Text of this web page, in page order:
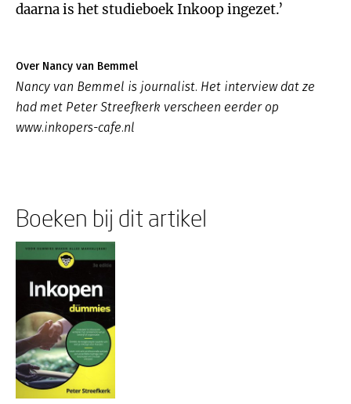
daarna is het studieboek Inkoop ingezet.’
Over Nancy van Bemmel
Nancy van Bemmel is journalist. Het interview dat ze
had met Peter Streefkerk verscheen eerder op
www.inkopers-cafe.nl
Boeken bij dit artikel